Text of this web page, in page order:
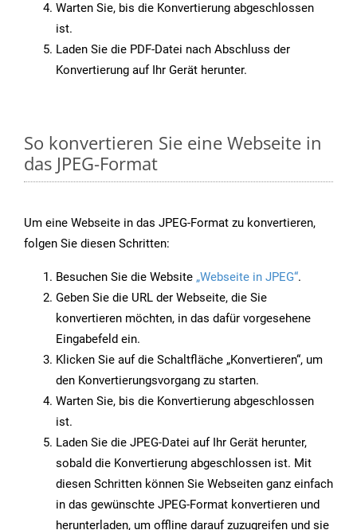
Warten Sie, bis die Konvertierung abgeschlossen
ist.
Laden Sie die PDF-Datei nach Abschluss der
Konvertierung auf Ihr Gerät herunter.
So konvertieren Sie eine Webseite in
das JPEG-Format
Um eine Webseite in das JPEG-Format zu konvertieren,
folgen Sie diesen Schritten:
Besuchen Sie die Website „Webseite in JPEG“.
Geben Sie die URL der Webseite, die Sie
konvertieren möchten, in das dafür vorgesehene
Eingabefeld ein.
Klicken Sie auf die Schaltfläche „Konvertieren“, um
den Konvertierungsvorgang zu starten.
Warten Sie, bis die Konvertierung abgeschlossen
ist.
Laden Sie die JPEG-Datei auf Ihr Gerät herunter,
sobald die Konvertierung abgeschlossen ist. Mit
diesen Schritten können Sie Webseiten ganz einfach
in das gewünschte JPEG-Format konvertieren und
herunterladen, um offline darauf zuzugreifen und sie